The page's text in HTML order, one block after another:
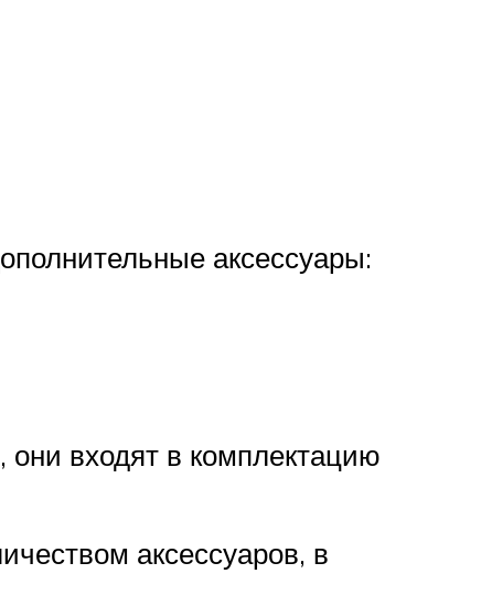
аксессуары:
входят в комплектацию
аксессуаров, в